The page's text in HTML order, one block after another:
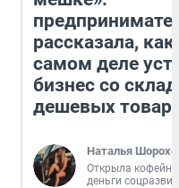
рассказала, как
самом деле
бизнес со
дешевых
Наталья
Открыла
деньги